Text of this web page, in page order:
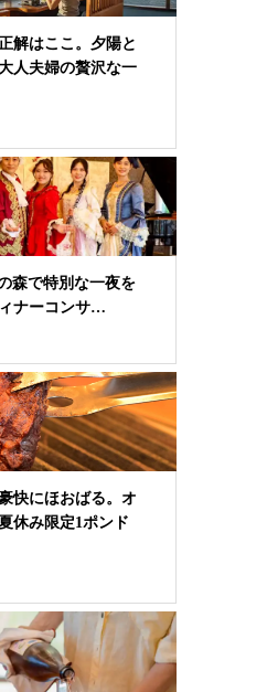
解はここ。夕陽と
人夫婦の贅沢な一
森で特別な一夜を
ナーコンサ…
快にほおばる。オ
休み限定1ポンド